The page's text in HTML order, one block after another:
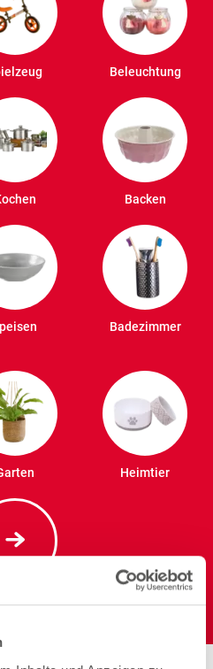
Beleuchtung
Backen
Badezimmer
Heimtier